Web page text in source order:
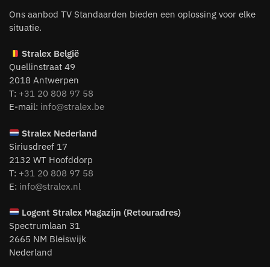
Ons aanbod TV Standaarden bieden een oplossing voor elke
situatie.
Stralex België
Quellinstraat 49
2018 Antwerpen
T: +31 20 808 97 58
E-mail: info@stralex.be
Stralex Nederland
Siriusdreef 17
2132 WT Hoofddorp
T: +31 20 808 97 58
E: info@stralex.nl
LogentStralex Magazijn (Retouradres)
Spectrumlaan 31
2665 NM Bleiswijk
Nederland